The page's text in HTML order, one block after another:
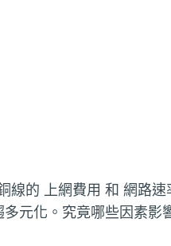
線的 上網費用 和 網路速
元化。究竟哪些因素影